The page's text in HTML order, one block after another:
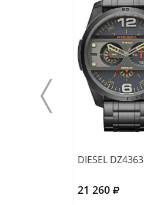
DIESEL DZ4363
21 260